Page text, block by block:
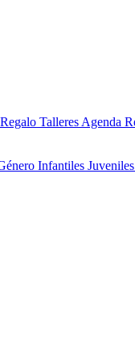
Talleres Agenda
Infantiles Juveniles